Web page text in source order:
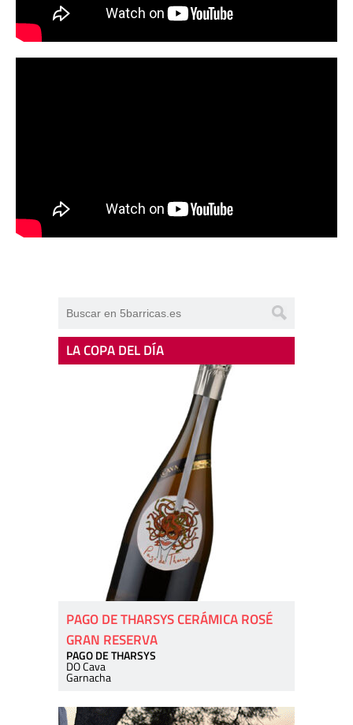
LA COPA DEL DÍA
PAGO DE THARSYS CERÁMICA ROSÉ
GRAN RESERVA
PAGO DE THARSYS
DO Cava
Garnacha